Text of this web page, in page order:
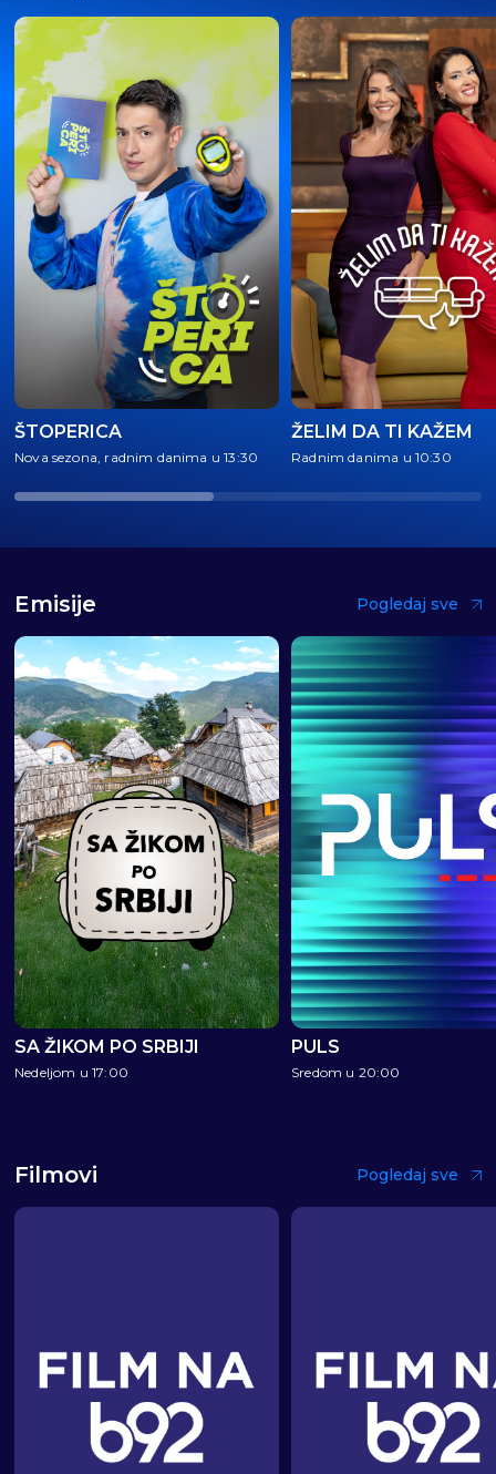
ŠTOPERICA
Nova sezona, radnim danima u 13:30
ŽELIM DA TI KAŽEM
Radnim danima u 10:30
Emisije Pogledaj sve
SA ŽIKOM PO SRBIJI
Nedeljom u 17:00
PULS
Sredom u 20:00
Filmovi Pogledaj sve